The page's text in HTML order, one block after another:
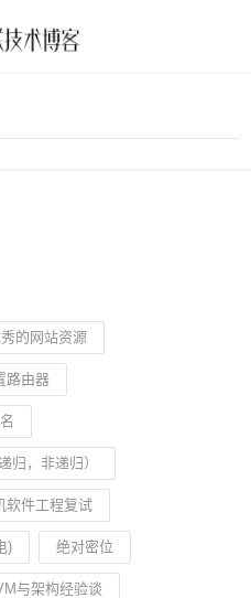
的网站资源
路由器
归，非递归）
软件工程复试
) 绝对密位
与架构经验谈